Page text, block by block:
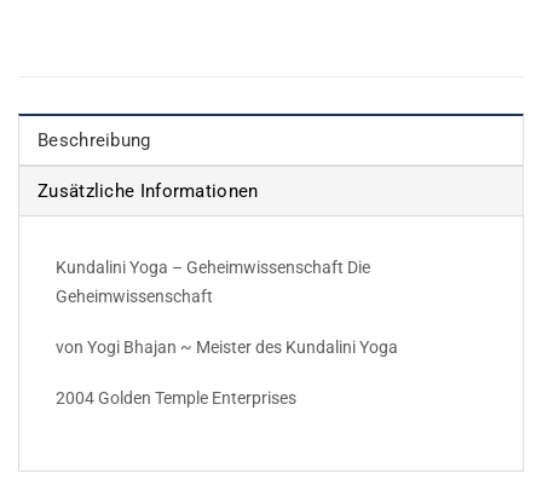
Beschreibung
Zusätzliche Informationen
Kundalini Yoga – Geheimwissenschaft Die
Geheimwissenschaft
von Yogi Bhajan ~ Meister des Kundalini Yoga
2004 Golden Temple Enterprises